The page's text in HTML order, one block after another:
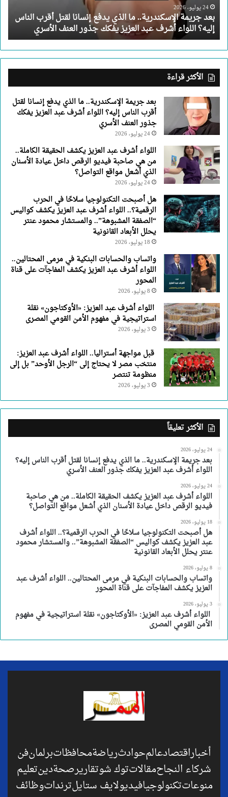
لقتل
أقرب
الناس
إليه؟
اللواء
أشرف
عبد
العزيز
جذور
العنف
الأسري
24 يوليو، 2026
بعد جريمة الإسكندرية.. ما الذي يدفع إنسانا لقتل أقرب الناس
إليه؟ اللواء أشرف عبد العزيز يفكك جذور العنف الأسري
الأكثر قراءة
بعد جريمة الإسكندرية.. ما الذي يدفع إنسانا لقتل
أقرب الناس إليه؟ اللواء أشرف عبد العزيز يفكك
جذور العنف الأسري
24 يوليو، 2026
اللواء أشرف عبد العزيز يكشف الحقيقة الكاملة..
من هي صاحبة فيديو الرقص داخل عيادة الأسنان
الذي أشعل مواقع التواصل؟
24 يوليو، 2026
هل أصبحت التكنولوجيا سلاحًا في الحرب
الرقمية؟.. اللواء أشرف عبد العزيز يكشف كواليس
“الصفقة المشبوهة”.. والمستشار محمود عنتر
يحلل الأبعاد القانونية
18 يوليو، 2026
واتساب والحسابات البنكية في مرمى المحتالين..
اللواء أشرف عبد العزيز يكشف المفاجآت على قناة
المحور
8 يوليو، 2026
اللواء أشرف عبد العزيز: «الأوكتاجون» نقلة
استراتيجية في مفهوم الأمن القومي المصرى
3 يوليو، 2026
قبل مواجهة أستراليا.. اللواء أشرف عبد العزيز:
منتخب مصر لا يحتاج إلى “الرجل الأوحد” بل إلى
منظومة تنتصر
3 يوليو، 2026
الأكثر تعليقاً
24 يوليو، 2026
بعد جريمة الإسكندرية.. ما الذي يدفع إنسانا لقتل أقرب الناس إليه؟
اللواء أشرف عبد العزيز يفكك جذور العنف الأسري
24 يوليو، 2026
اللواء أشرف عبد العزيز يكشف الحقيقة الكاملة.. من هي صاحبة
فيديو الرقص داخل عيادة الأسنان الذي أشعل مواقع التواصل؟
18 يوليو، 2026
هل أصبحت التكنولوجيا سلاحًا في الحرب الرقمية؟.. اللواء أشرف
عبد العزيز يكشف كواليس “الصفقة المشبوهة”.. والمستشار محمود
عنتر يحلل الأبعاد القانونية
8 يوليو، 2026
واتساب والحسابات البنكية في مرمى المحتالين.. اللواء أشرف عبد
العزيز يكشف المفاجآت على قناة المحور
3 يوليو، 2026
اللواء أشرف عبد العزيز: «الأوكتاجون» نقلة استراتيجية في مفهوم
الأمن القومي المصرى
أخباراقتصادعالمحوادثرياضةمحافظاتبرلمانفن
شركاء النجاحمقالاتتوك شوتقاريرصحةدينتعليم
منوعاتتكنولوجيافيديولايف ستايلترنداتوظائف